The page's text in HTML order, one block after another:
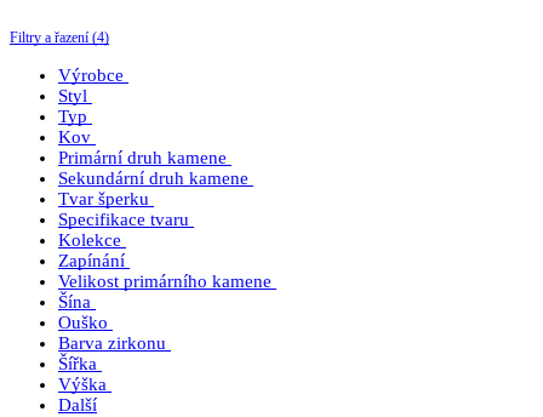
Filtry a řazení (4)
Výrobce
Styl
Typ
Kov
Primární druh kamene
Sekundární druh kamene
Tvar šperku
Specifikace tvaru
Kolekce
Zapínání
Velikost primárního kamene
Šína
Ouško
Barva zirkonu
Šířka
Výška
Další